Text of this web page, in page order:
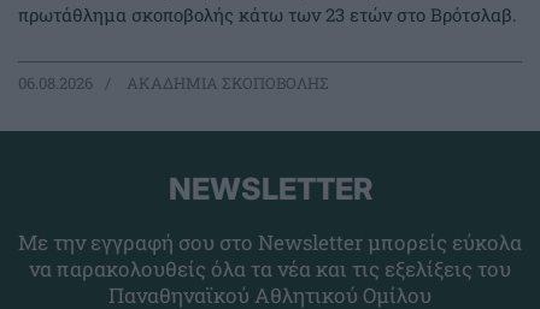
πρωτάθλημα σκοποβολής κάτω των 23 ετών στο Βρότσλαβ.
06.08.2026 ΑΚΑΔΗΜΙΑ ΣΚΟΠΟΒΟΛΗΣ
NEWSLETTER
Με την εγγραφή σου στο Newsletter μπορείς εύκολα
να παρακολουθείς όλα τα νέα και τις εξελίξεις του
Παναθηναϊκού Αθλητικού Ομίλου